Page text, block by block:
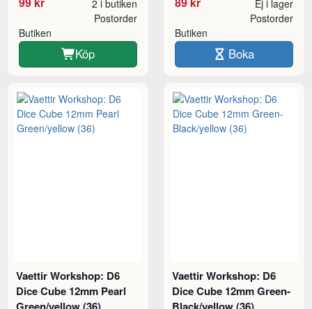
2 i butiken
Butiken
Postorder
Köp
Ej i lager
Butiken
Postorder
Boka
Vaettir Workshop: D6
Dice Cube 12mm Pearl
Vaettir Workshop: D6
Dice Cube 12mm Green-